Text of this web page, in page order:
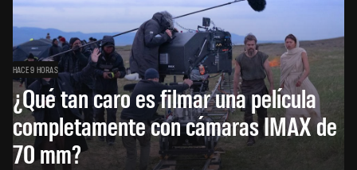
HACE 9 HORAS
¿Qué tan caro es filmar una película
completamente con cámaras IMAX de
70 mm?